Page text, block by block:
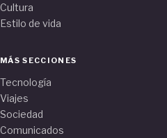
Cultura
Estilo de vida
MÁS SECCIONES
Tecnología
Viajes
Sociedad
Comunicados